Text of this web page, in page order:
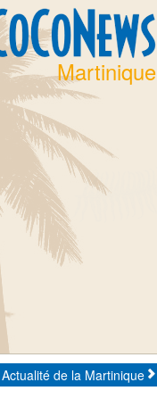
Martinique
Actualité de la Martinique